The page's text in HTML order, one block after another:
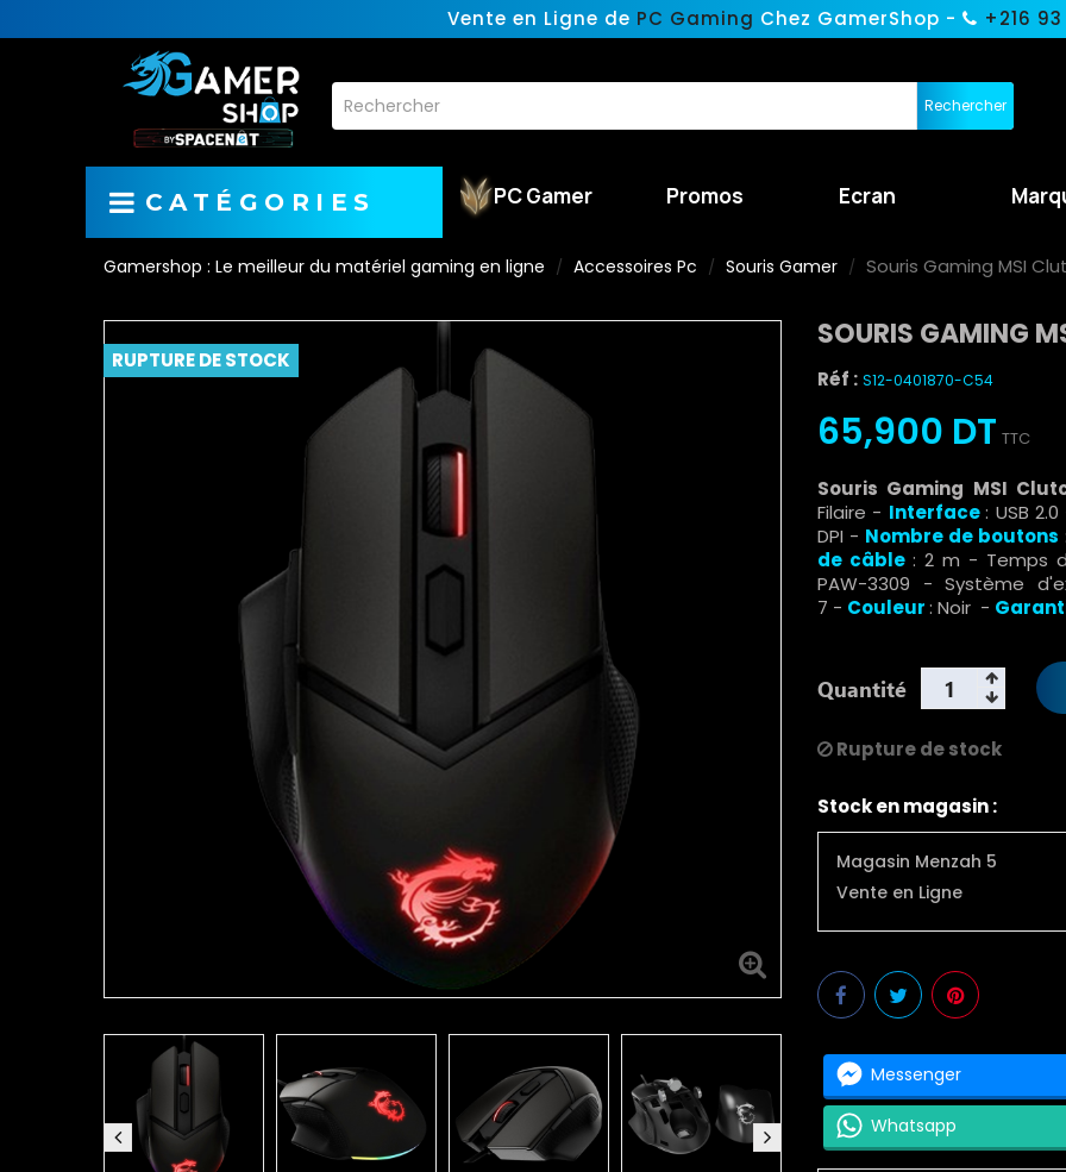
Vente en Ligne de PC Gaming Chez GamerShop - +216
Rechercher
CATÉGORIES PC Gamer Promos Ecran
Gamershop : Le meilleur du matériel gaming en ligne Accessoires Pc Souris Gamer Souris Gaming MSI
RUPTURE DE STOCK
SOURIS GAMING
Réf : S12-0401870-C54
65,900 DT TTC
Souris Gaming MSI
Filaire - Interface: USB 2.0
DPI - Nombre de boutons
de câble : 2 m - Temps
PAW-3309 - Système
7 - Couleur: Noir -
Quantité
Rupture de stock
Stock en magasin :
Magasin Menzah 5
Vente en Ligne
Messenger
Whatsapp